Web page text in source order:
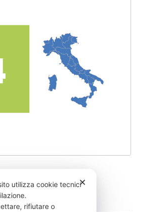
✕
utilizza cookie tecnici
rifiutare o